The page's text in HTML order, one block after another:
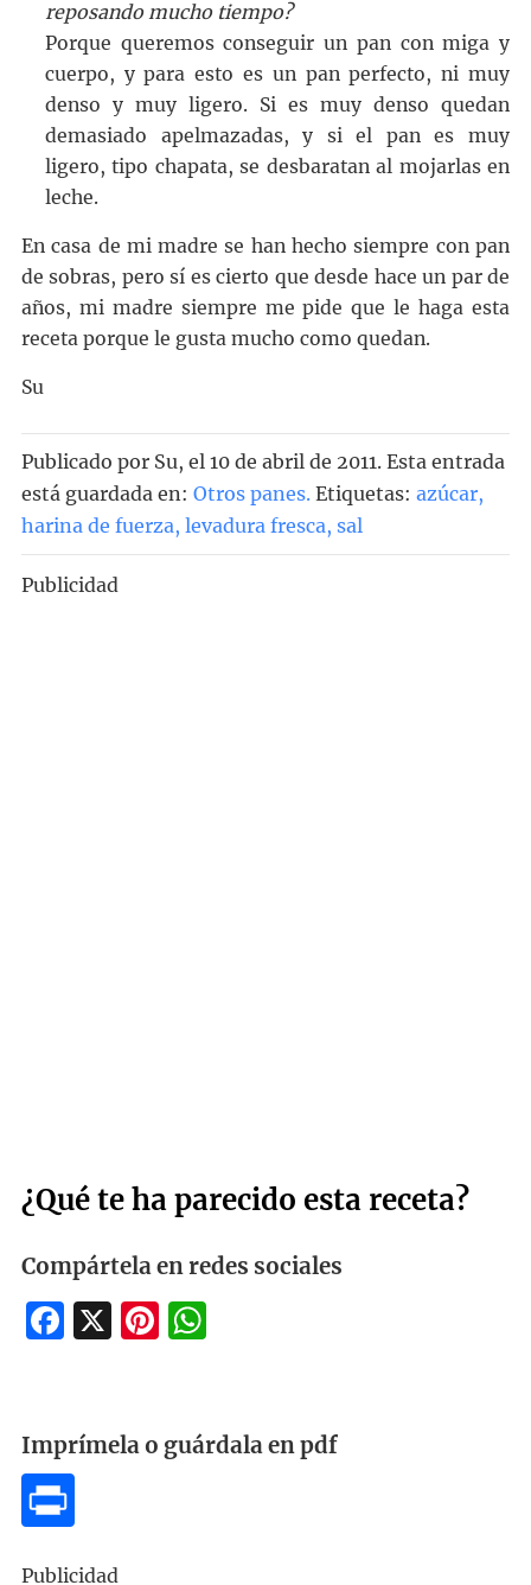
reposando mucho tiempo?
Porque queremos conseguir un pan con miga y
cuerpo, y para esto es un pan perfecto, ni muy
denso y muy ligero. Si es muy denso quedan
demasiado apelmazadas, y si el pan es muy
ligero, tipo chapata, se desbaratan al mojarlas en
leche.
En casa de mi madre se han hecho siempre con pan
de sobras, pero sí es cierto que desde hace un par de
años, mi madre siempre me pide que le haga esta
receta porque le gusta mucho como quedan.
Su
Publicado por Su, el 10 de abril de 2011. Esta entrada
está guardada en: Otros panes. Etiquetas: azúcar,
harina de fuerza, levadura fresca, sal
Publicidad
¿Qué te ha parecido esta receta?
Compártela en redes sociales
Facebook
X Pinterest
WhatsApp
Imprímela o guárdala en pdf
Publicidad